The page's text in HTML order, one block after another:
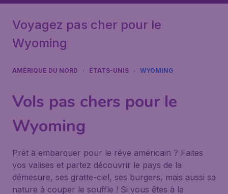
Voyagez pas cher pour le
Wyoming
AMÉRIQUE DU NORD ÉTATS-UNIS WYOMING
Vols pas chers pour le
Wyoming
Prêt à embarquer pour le rêve américain ? Faites
vos valises et partez découvrir le pays de la
démesure, ses gratte-ciel, ses burgers, mais aussi sa
nature à couper le souffle ! Si vous êtes à la